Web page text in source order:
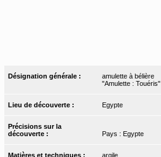
Désignation générale :
amulette à bélière
"Amulette : Touéris"
Lieu de découverte : Egypte
Précisions sur la
découverte :
Pays : Egypte
Matières et techniques : argile